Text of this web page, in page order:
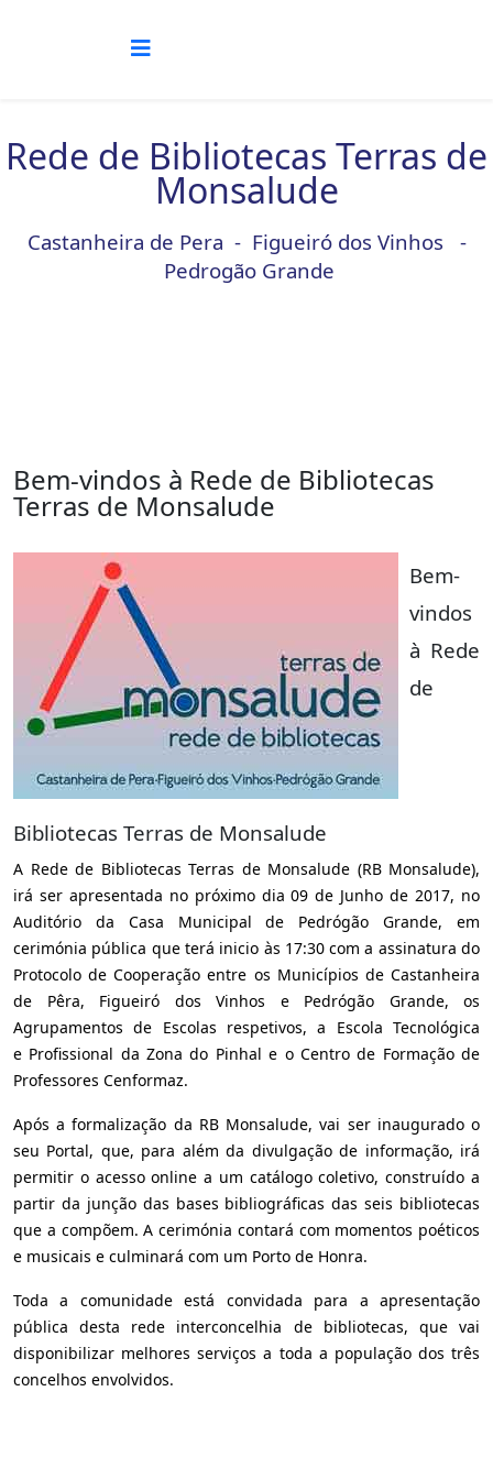
Rede de Bibliotecas Terras de
Monsalude
Castanheira de Pera - Figueiró dos Vinhos -
Pedrogão Grande
Bem-vindos à Rede de Bibliotecas
Terras de Monsalude
Bem-
vindos
à Rede
de
Bibliotecas Terras de Monsalude
A Rede de Bibliotecas Terras de Monsalude (RB Monsalude),
irá ser apresentada no próximo dia 09 de Junho de 2017, no
Auditório da Casa Municipal de Pedrógão Grande, em
cerimónia pública que terá inicio às 17:30 com a assinatura do
Protocolo de Cooperação entre os Municípios de Castanheira
de Pêra, Figueiró dos Vinhos e Pedrógão Grande, os
Agrupamentos de Escolas respetivos, a Escola Tecnológica
e Profissional da Zona do Pinhal e o Centro de Formação de
Professores Cenformaz.
Após a formalização da RB Monsalude, vai ser inaugurado o
seu Portal, que, para além da divulgação de informação, irá
permitir o acesso online a um catálogo coletivo, construído a
partir da junção das bases bibliográficas das seis bibliotecas
que a compõem. A cerimónia contará com momentos poéticos
e musicais e culminará com um Porto de Honra.
Toda a comunidade está convidada para a apresentação
pública desta rede interconcelhia de bibliotecas, que vai
disponibilizar melhores serviços a toda a população dos três
concelhos envolvidos.